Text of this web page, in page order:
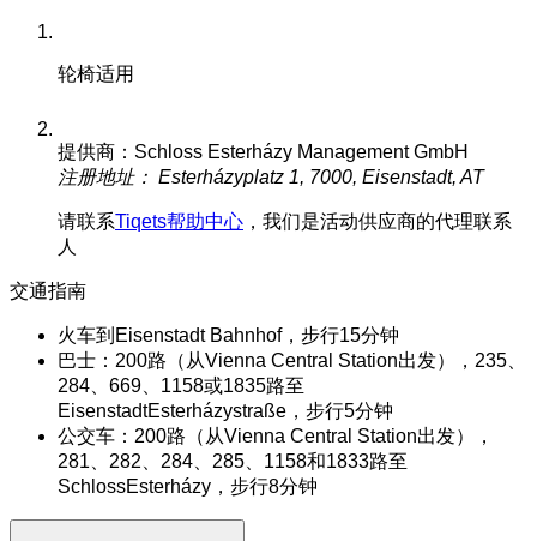
轮椅适用
提供商：Schloss Esterházy Management GmbH
注册地址： Esterházyplatz 1, 7000, Eisenstadt, AT
请联系Tiqets帮助中心 ，我们是活动供应商的代理联系
人
交通指南
火车到Eisenstadt Bahnhof，步行15分钟
巴士：200路（从Vienna Central Station出发），235、
284、669、1158或1835路至
EisenstadtEsterházystraße，步行5分钟
公交车：200路（从Vienna Central Station出发），
281、282、284、285、1158和1833路至
SchlossEsterházy，步行8分钟